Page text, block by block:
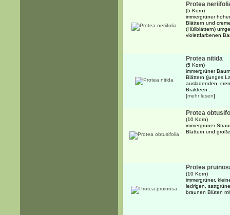
Protea
(5 Korn)
immergrüner
Blättern und
(Hüllblättern)
violettfarbenen
Protea nitida
(5 Korn)
immergrüner
Blättern (junges
ausladenden,
Brakteen ...
[mehr lesen]
Protea
(10 Korn)
immergrüner
Blättern und
Protea
(10 Korn)
immergrüner,
ledrigen,
braunen Blüten